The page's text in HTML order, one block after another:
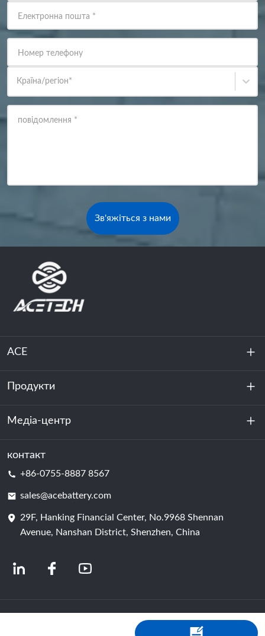
Електронна пошта *
Номер телефону
Країна/регіон*
повідомлення *
Зв'яжіться з нами
ACE
Про нас
Стійкість
Продукти
Зберігання енергії
Центр обробки даних та серверна кімната
Елемент батареї
Медіа-центр
Новини
контакт
+86-0755-8887 8567
sales@acebattery.com
29F, Hanking Financial Center, No.9968 Shennan
Avenue, Nanshan District, Shenzhen, China
© 2024 Китайські виробники літій-іонних акумуляторів | Завод і компанія з
виробництва літієвих акумуляторів | Акумулятор ACE від Shopastro